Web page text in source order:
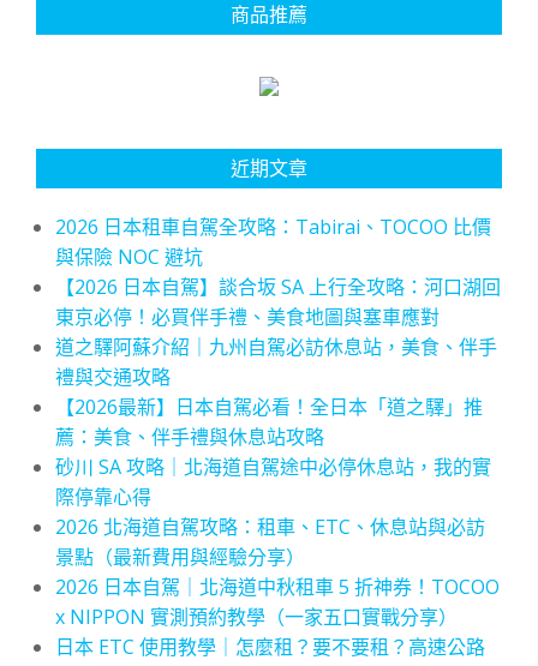
商品推薦
近期文章
2026 日本租車自駕全攻略：Tabirai、TOCOO 比價
與保險 NOC 避坑
【2026 日本自駕】談合坂 SA 上行全攻略：河口湖回
東京必停！必買伴手禮、美食地圖與塞車應對
道之驛阿蘇介紹｜九州自駕必訪休息站，美食、伴手
禮與交通攻略
【2026最新】日本自駕必看！全日本「道之驛」推
薦：美食、伴手禮與休息站攻略
砂川 SA 攻略｜北海道自駕途中必停休息站，我的實
際停靠心得
2026 北海道自駕攻略：租車、ETC、休息站與必訪
景點（最新費用與經驗分享）
2026 日本自駕｜北海道中秋租車 5 折神券！TOCOO
x NIPPON 實測預約教學（一家五口實戰分享）
日本 ETC 使用教學｜怎麼租？要不要租？高速公路